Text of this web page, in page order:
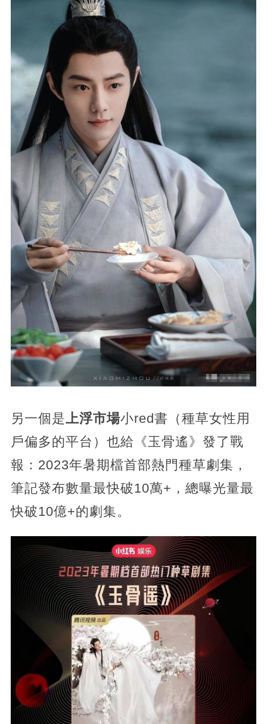
另一個是上浮市場小red書（種草女性用
戶偏多的平台）也給《玉骨遙》發了戰
報：2023年暑期檔首部熱門種草劇集，
筆記發布數量最快破10萬+，總曝光量最
快破10億+的劇集。